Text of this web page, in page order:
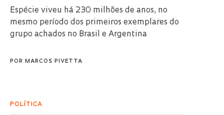
Espécie viveu há 230 milhões de anos, no
mesmo período dos primeiros exemplares do
grupo achados no Brasil e Argentina
POR MARCOS PIVETTA
POLÍTICA